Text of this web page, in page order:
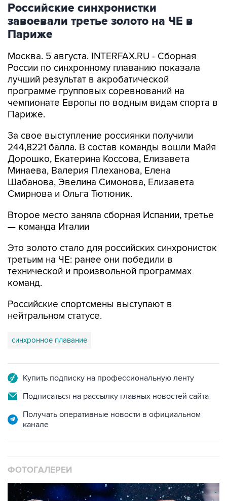
Российские синхронистки
завоевали третье золото на ЧЕ в
Париже
Москва. 5 августа. INTERFAX.RU - Сборная
России по синхронному плаванию показала
лучший результат в акробатической
программе групповых соревнований на
чемпионате Европы по водным видам спорта в
Париже.
За свое выступление россиянки получили
244,8221 балла. В состав команды вошли Майя
Дорошко, Екатерина Коссова, Елизавета
Минаева, Валерия Плеханова, Елена
Шабанова, Эвелина Симонова, Елизавета
Смирнова и Ольга Тютюник.
Второе место заняла сборная Испании, третье
— команда Италии
Это золото стало для российских синхронисток
третьим на ЧЕ: ранее они победили в
технической и произвольной программах
команд.
Российские спортсмены выступают в
нейтральном статусе.
синхронное плавание
Купить подписку на профессиональную ленту
Подписаться на рассылку главных новостей сайта
Получать оперативные новости в официальном
канале
ФОТОГАЛЕРЕИ